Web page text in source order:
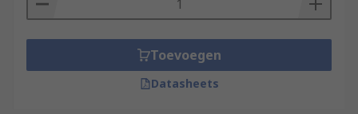
Toevoegen
Datasheets